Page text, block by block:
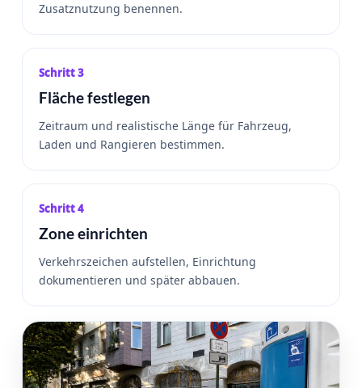
Zusatznutzung benennen.
Schritt 3
Fläche festlegen
Zeitraum und realistische Länge für Fahrzeug,
Laden und Rangieren bestimmen.
Schritt 4
Zone einrichten
Verkehrszeichen aufstellen, Einrichtung
dokumentieren und später abbauen.